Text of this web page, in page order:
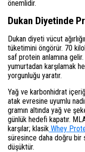
önemlidir.
Dukan Diyetinde
Dukan diyeti vücut
tüketimini öngörür. 70
saf protein anlamına
yumurtadan karşılamak
yorgunluğu yaratır.
Yağ ve karbonhidrat
atak evresine uyumlu
gramın altında yağ ve
günlük hedefi kapatır.
karşılar; klasik Whey
süresince daha doğru bir
düşüktür.